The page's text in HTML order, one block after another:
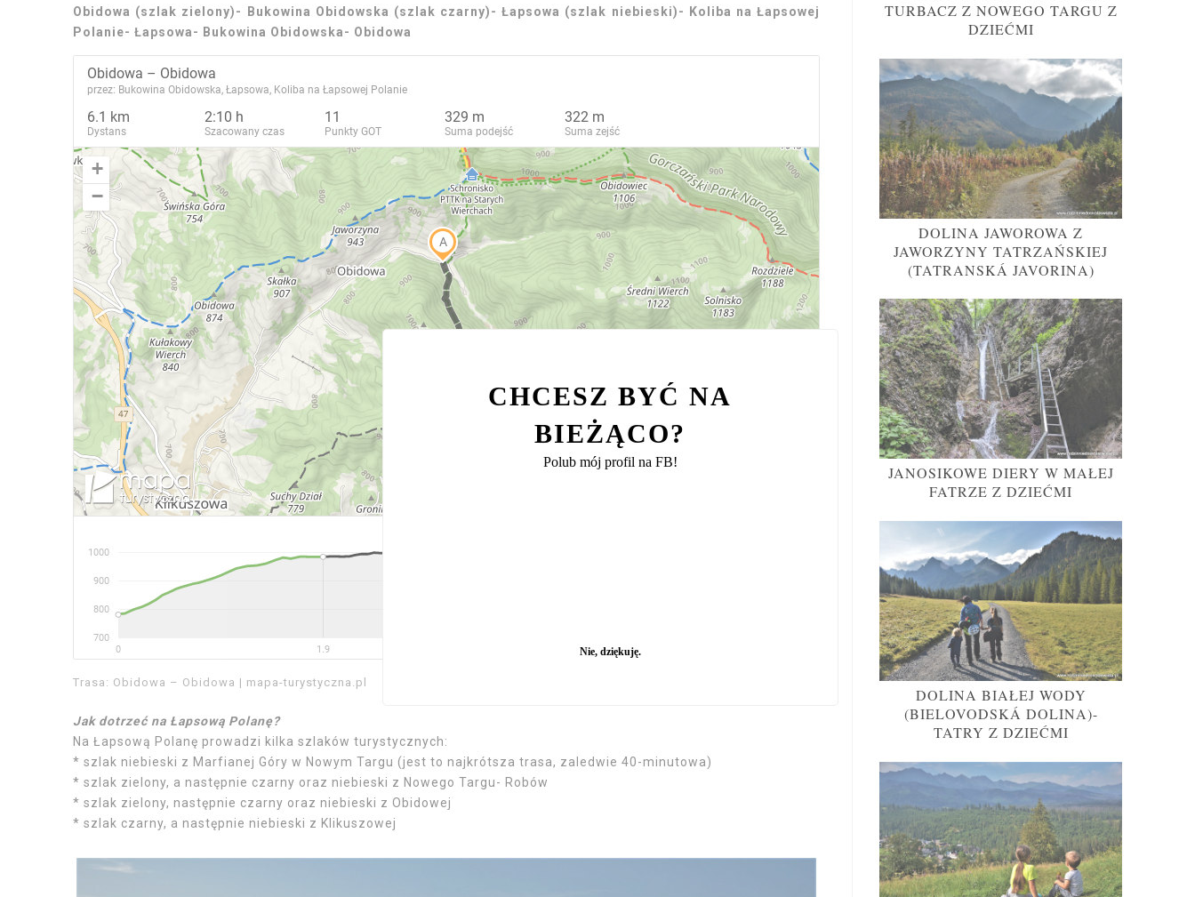
Obidowa (szlak zielony)- Bukowina Obidowska (szlak czarny)- Łapsowa (szlak niebieski)- Koliba na Łapsowej
Polanie- Łapsowa- Bukowina Obidowska- Obidowa
Trasa: Obidowa – Obidowa | mapa-turystyczna.pl
Jak dotrzeć na Łapsową Polanę?
Na Łapsową Polanę prowadzi kilka szlaków turystycznych:
* szlak niebieski z Marfianej Góry w Nowym Targu (jest to najkrótsza trasa, zaledwie 40-minutowa)
* szlak zielony, a następnie czarny oraz niebieski z Nowego Targu- Robów
* szlak zielony, następnie czarny oraz niebieski z Obidowej
* szlak czarny, a następnie niebieski z Klikuszowej
TURBACZ Z NOWEGO TARGU Z
DZIEĆMI
DOLINA JAWOROWA Z
JAWORZYNY TATRZAŃSKIEJ
(TATRANSKÁ JAVORINA)
JANOSIKOWE DIERY W MAŁEJ
FATRZE Z DZIEĆMI
DOLINA BIAŁEJ WODY
(BIELOVODSKÁ DOLINA)-
TATRY Z DZIEĆMI
CHCESZ BYĆ NA
BIEŻĄCO?
Polub mój profil na FB!